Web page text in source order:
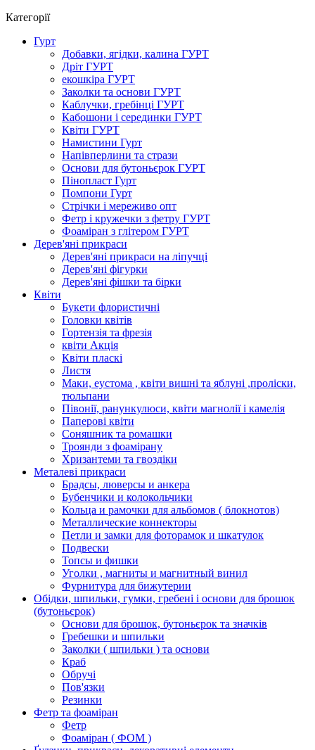
Категорії
Гурт
Добавки, ягідки, калина ГУРТ
Дріт ГУРТ
екошкіра ГУРТ
Заколки та основи ГУРТ
Каблучки, гребінці ГУРТ
Кабошони і серединки ГУРТ
Квіти ГУРТ
Намистини Гурт
Напівперлини та стрази
Основи для бутоньєрок ГУРТ
Пінопласт Гурт
Помпони Гурт
Стрічки і мереживо опт
Фетр і кружечки з фетру ГУРТ
Фоаміран з глітером ГУРТ
Дерев'яні прикраси
Дерев'яні прикраси на ліпучці
Дерев'яні фігурки
Дерев'яні фішки та бірки
Квіти
Букети флористичні
Головки квітів
Гортензія та фрезія
квіти Акція
Квіти пласкі
Листя
Маки, еустома , квіти вишні та яблуні ,проліски,
тюльпани
Півонії, ранункулюси, квіти магнолії і камелія
Паперові квіти
Соняшник та ромашки
Троянди з фоамірану
Хризантеми та гвоздіки
Металеві прикраси
Брадсы, люверсы и анкера
Бубенчики и колокольчики
Кольца и рамочки для альбомов ( блокнотов)
Металлические коннекторы
Петли и замки для фоторамок и шкатулок
Подвески
Топсы и фишки
Уголки , магниты и магнитный винил
Фурнитура для бижутерии
Обідки, шпильки, гумки, гребені і основи для брошок
(бутоньєрок)
Основи для брошок, бутоньєрок та значків
Гребешки и шпильки
Заколки ( шпильки ) та основи
Краб
Обручі
Пов'язки
Резинки
Фетр та фоаміран
Фетр
Фоаміран ( ФОМ )